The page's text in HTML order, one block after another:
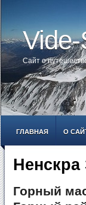
Сайт о
ГЛАВНАЯ О
Горный